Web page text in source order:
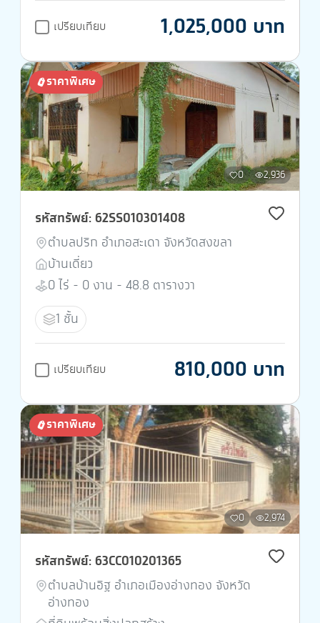
เปรียบเทียบ 1,025,000 บาท
ราคาพิเศษ
0 2,936
รหัสทรัพย์: 62SS010301408
ตำบลปริก อำเภอสะเดา จังหวัดสงขลา
บ้านเดี่ยว
0 ไร่ - 0 งาน - 48.8 ตารางวา
1 ชั้น
เปรียบเทียบ 810,000 บาท
ราคาพิเศษ
0 2,974
รหัสทรัพย์: 63CC010201365
ตำบลบ้านอิฐ อำเภอเมืองอ่างทอง จังหวัด
อ่างทอง